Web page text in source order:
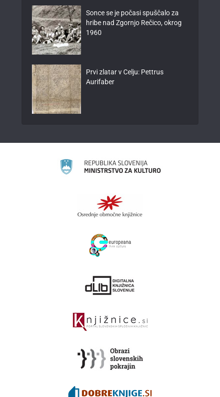
Sonce se je počasi spuščalo za
hribe nad Zgornjo Rečico, okrog
1960
Prvi zlatar v Celju: Pettrus
Aurifaber